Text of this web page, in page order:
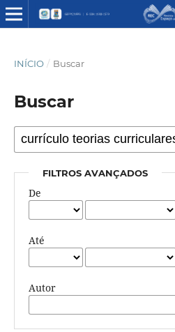
INÍCIO / Buscar
Buscar
FILTROS AVANÇADOS
De
Até
Autor